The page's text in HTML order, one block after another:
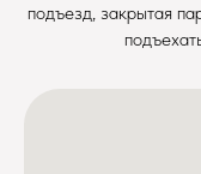
подъезд, закрытая